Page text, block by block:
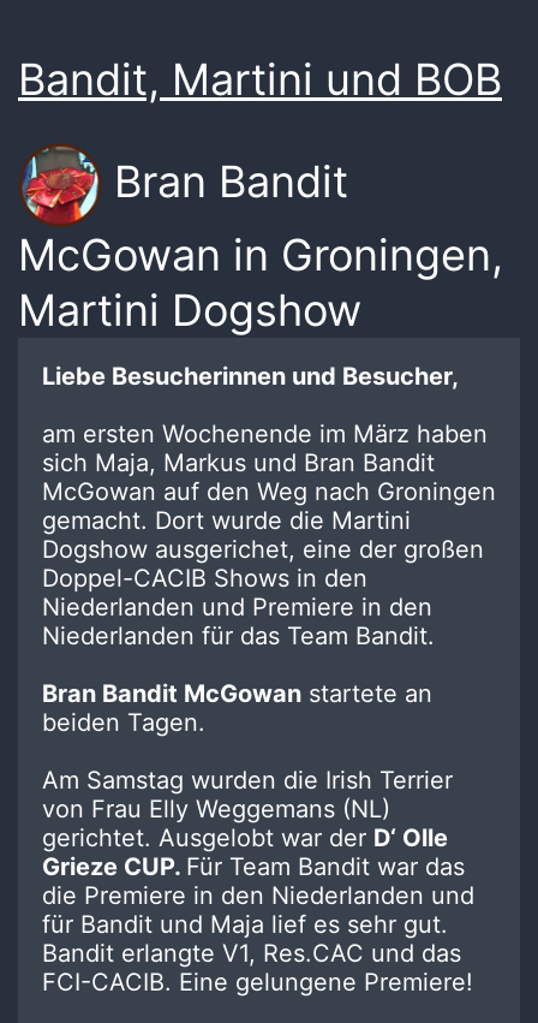
Bandit, Martini und BOB
Bran Bandit
McGowan in Groningen,
Martini Dogshow
Liebe Besucherinnen und Besucher,
am ersten Wochenende im März haben
sich Maja, Markus und Bran Bandit
McGowan auf den Weg nach Groningen
gemacht. Dort wurde die Martini
Dogshow ausgerichet, eine der großen
Doppel-CACIB Shows in den
Niederlanden und Premiere in den
Niederlanden für das Team Bandit.
Bran Bandit McGowan startete an
beiden Tagen.
Am Samstag wurden die Irish Terrier
von Frau Elly Weggemans (NL)
gerichtet. Ausgelobt war der D‘ Olle
Grieze CUP. Für Team Bandit war das
die Premiere in den Niederlanden und
für Bandit und Maja lief es sehr gut.
Bandit erlangte V1, Res.CAC und das
FCI-CACIB. Eine gelungene Premiere!